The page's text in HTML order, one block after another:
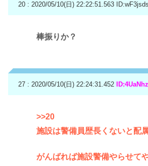
20 : 2020/05/10(日) 22:22:51.563
棒振りか？
27 : 2020/05/10(日) 22:24:31.452
>>20
施設は警備員歴長くないと配
がんばれば施設警備やらせて